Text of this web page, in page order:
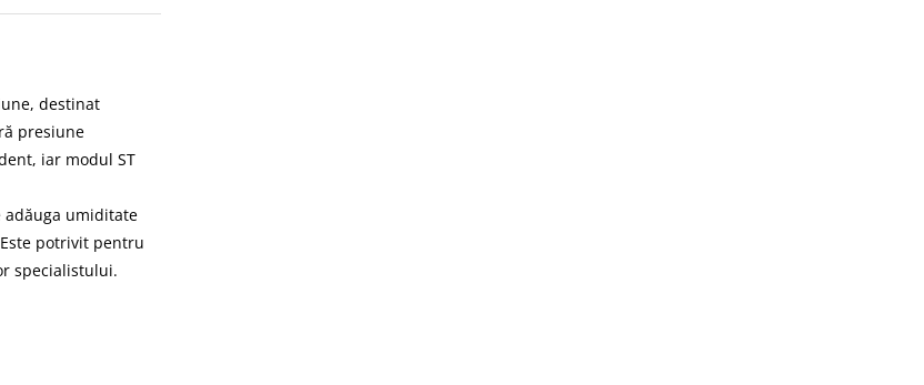
destinat
presiune
iar modul ST
umiditate
potrivit pentru
specialistului.